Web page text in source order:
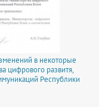
в некоторые
цифрового развитя,
Республики